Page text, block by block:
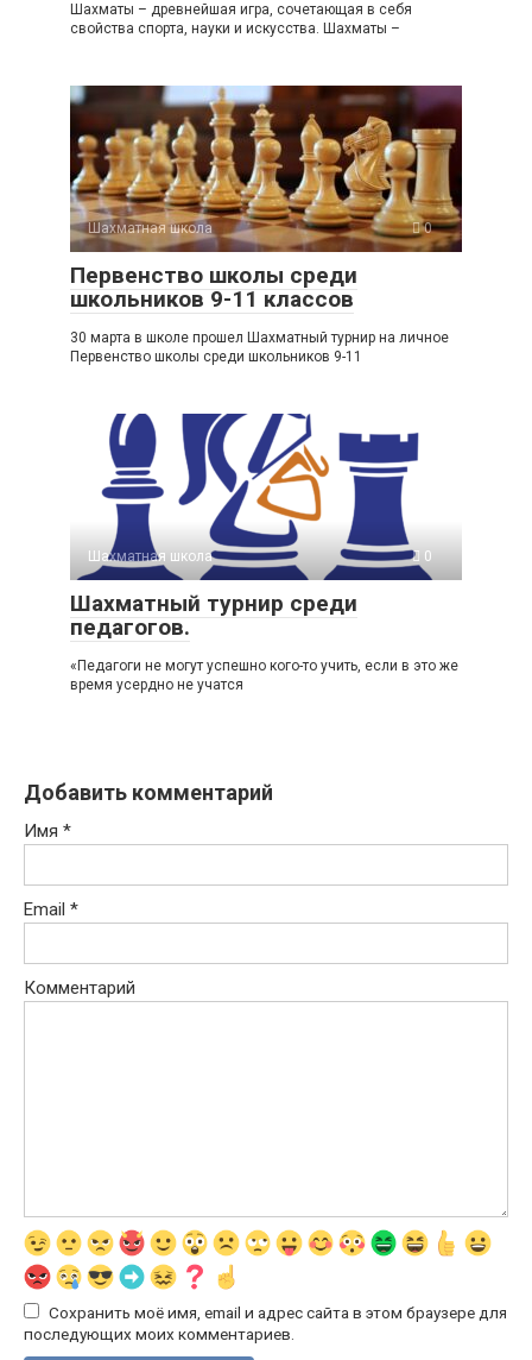
Шахматы – древнейшая игра, сочетающая в себя
свойства спорта, науки и искусства. Шахматы –
Шахматная школа 0
Первенство школы среди
школьников 9-11 классов
30 марта в школе прошел Шахматный турнир на личное
Первенство школы среди школьников 9-11
Шахматная школа 0
Шахматный турнир среди
педагогов.
«Педагоги не могут успешно кого-то учить, если в это же
время усердно не учатся
Добавить комментарий
Имя *
Email *
Комментарий
Сохранить моё имя, email и адрес сайта в этом браузере для
последующих моих комментариев.